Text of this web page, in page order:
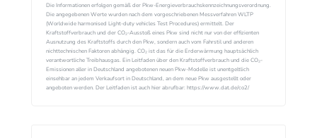
Die Informationen erfolgen gemäß der Pkw-Energieverbrauchskennzeichnungsverordnung.
Die angegebenen Werte wurden nach dem vorgeschriebenen Messverfahren WLTP
(Worldwide harmonised Light-duty vehicles Test Procedures) ermittelt. Der
Kraftstoffverbrauch und der CO₂-Ausstoß eines Pkw sind nicht nur von der effizienten
Ausnutzung des Kraftstoffs durch den Pkw, sondern auch vom Fahrstil und anderen
nichttechnischen Faktoren abhängig. CO₂ ist das für die Erderwärmung hauptsächlich
verantwortliche Treibhausgas. Ein Leitfaden über den Kraftstoffverbrauch und die CO₂-
Emissionen aller in Deutschland angebotenen neuen Pkw-Modelle ist unentgeltlich
einsehbar an jedem Verkaufsort in Deutschland, an dem neue Pkw ausgestellt oder
angeboten werden. Der Leitfaden ist auch hier abrufbar: https://www.dat.de/co2/